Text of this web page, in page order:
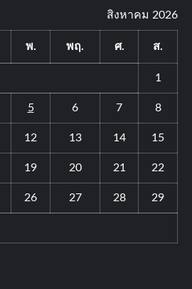
สิงหาคม 2026
พ. พฤ. ศ. ส.
1
5 6 7 8
12 13 14 15
19 20 21 22
26 27 28 29